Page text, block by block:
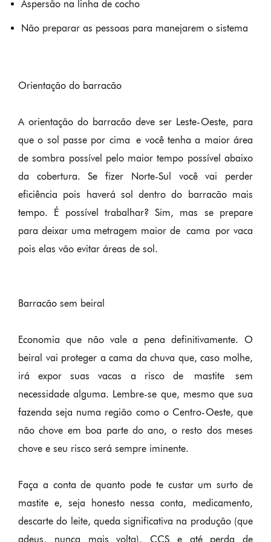
Aspersão na linha de cocho
Não preparar as pessoas para manejarem o sistema
Orientação do barracão
A orientação do barracão deve ser Leste-Oeste, para
que o sol passe por cima e você tenha a maior área
de sombra possível pelo maior tempo possível abaixo
da cobertura. Se fizer Norte-Sul você vai perder
eficiência pois haverá sol dentro do barracão mais
tempo. É possível trabalhar? Sim, mas se prepare
para deixar uma metragem maior de cama por vaca
pois elas vão evitar áreas de sol.
Barracão sem beiral
Economia que não vale a pena definitivamente. O
beiral vai proteger a cama da chuva que, caso molhe,
irá expor suas vacas a risco de mastite sem
necessidade alguma. Lembre-se que, mesmo que sua
fazenda seja numa região como o Centro-Oeste, que
não chove em boa parte do ano, o resto dos meses
chove e seu risco será sempre iminente.
Faça a conta de quanto pode te custar um surto de
mastite e, seja honesto nessa conta, medicamento,
descarte do leite, queda significativa na produção (que
adeus, nunca mais volta), CCS e até perda de